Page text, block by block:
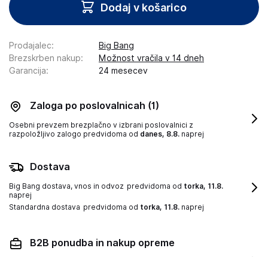
Dodaj v košarico
Prodajalec:
Big Bang
Brezskrben nakup:
Možnost vračila v 14 dneh
Garancija: 24 mesecev
Zaloga po poslovalnicah (1)
Osebni prevzem brezplačno v izbrani poslovalnici z
razpoložljivo zalogo predvidoma od danes, 8.8. naprej
Dostava
Big Bang dostava, vnos in odvoz predvidoma od torka, 11.8.
naprej
Standardna dostava predvidoma od torka, 11.8. naprej
B2B ponudba in nakup opreme